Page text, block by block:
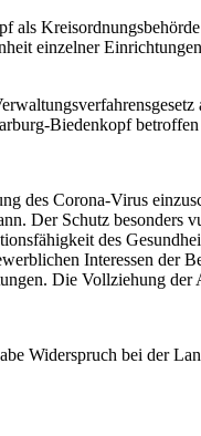
einzelner
Biedenkopf
des Corona-Virus
Der Schutz
des
Interessen
Die Vollziehung
Widerspruch bei der